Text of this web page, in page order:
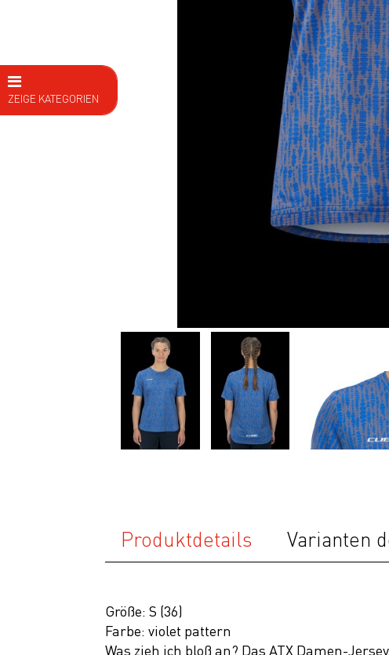
ZEIGE KATEGORIEN
Fahrradanhänger
Produktdetails Varianten
Größe: S (36)
Farbe: violet pattern
Was zieh ich bloß an? Das ATX Damen-